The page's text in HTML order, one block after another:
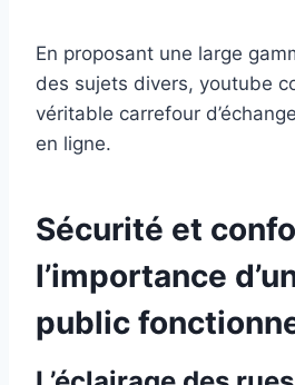
En proposant une large
des sujets divers, youtube
véritable carrefour
en ligne.
Sécurité et
l’importance
public